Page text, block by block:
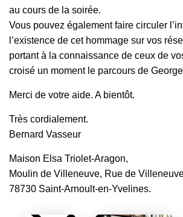
au cours de la soirée.
Vous pouvez également faire circuler
l’existence de cet hommage sur vos
portant à la connaissance de ceux de
croisé un moment le parcours de
Merci de votre aide. A bientôt.
Très cordialement.
Bernard Vasseur
Maison Elsa Triolet-Aragon,
Moulin de Villeneuve, Rue de
78730 Saint-Arnoult-en-Yvelines.